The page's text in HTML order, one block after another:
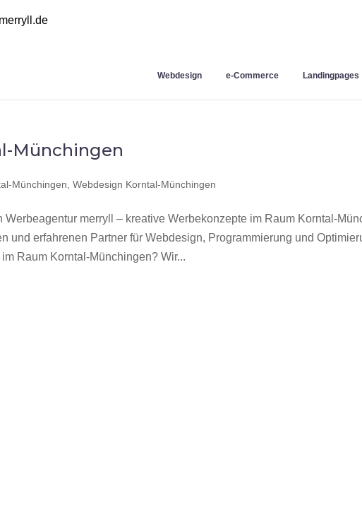
Webdesign e-Commerce Landingpages
Münchingen
Münchingen ,Webdesign Korntal-Münchingen
merryll – kreative Werbekonzepte im Raum Korntal-
und erfahrenen Partner für Webdesign, Programmierung und
Raum Korntal-Münchingen? Wir...